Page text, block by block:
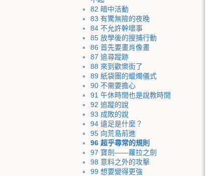
82 暗中活動
83 有驚無險的夜晚
84 不允許幹壞事
85 放學後的搜捕行動
86 首先要畫肖像畫
87 追尋蹤跡
88 來到歡樂街了
89 紙袋團的蠟燭儀式
90 不需要擔心
91 午休時間也是說教時間
92 追蹤的說
93 成敗的說
94 遠足是什麼？
95 向荒島前進
96 超乎尋常的規則
97 寶劍——蘿拉之劍
98 意料之外的攻擊
99 想要變得更強